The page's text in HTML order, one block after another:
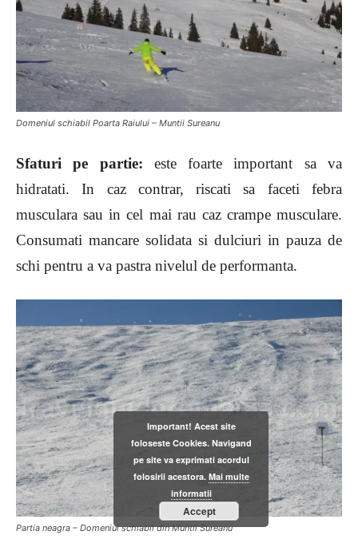
Domeniul schiabil Poarta Raiului – Muntii Sureanu
Sfaturi pe partie: este foarte important sa va
hidratati. In caz contrar, riscati sa faceti febra
musculara sau in cel mai rau caz crampe musculare.
Consumati mancare solidata si dulciuri in pauza de
schi pentru a va pastra nivelul de performanta.
Partia neagra – Domeniul schiabil din Muntii Sureanu
Important! Acest site
foloseste Cookies. Navigand
pe site va exprimati acordul
folosirii acestora. Mai multe
informatii
Accept